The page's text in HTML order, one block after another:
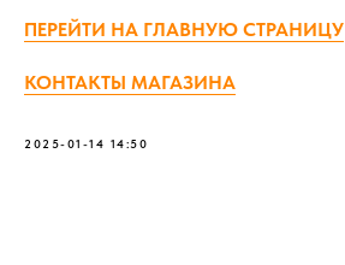
ПЕРЕЙТИ НА ГЛАВНУЮ СТРАНИЦУ
КОНТАКТЫ МАГАЗИНА
2025-01-14 14:50